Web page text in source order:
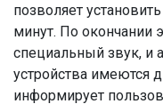
позволяет
минут. По окончании
специальный звук, и
устройства имеются
информирует